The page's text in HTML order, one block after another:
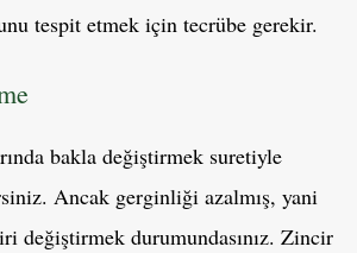
tespit etmek için tecrübe gerekir.
bakla değiştirmek suretiyle
Ancak gerginliği azalmış, yani
değiştirmek durumundasınız. Zincir